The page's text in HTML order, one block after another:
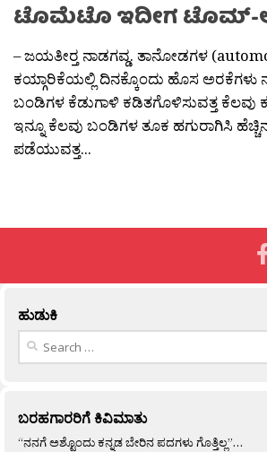
ಟೊಮೆಟೊ ಇದೀಗ
– ಜಯತೀರ‍್ತ ನಾಡಗವ್ಡ. ತಾನೋಡಗಳ
ಕಯ್ಗಾರಿಕೆಯಲ್ಲಿ ದಿನಕ್ಕೊಂದು ಹೊಸ ಅರಕೆಗಳು
ಬಂಡಿಗಳ ಕೆಡುಗಾಳಿ ಕಡಿತಗೊಳಿಸುವತ್ತ ಕೆಲವು
ಇನ್ನೂ ಕೆಲವು ಬಂಡಿಗಳ ತೂಕ ಹಗುರಾಗಿಸಿ
ಪಡೆಯುವತ್ತ...
ಹುಡುಕಿ
Search
ಬರಹಗಾರರಿಗೆ ಕಿವಿಮಾತು
“ನನಗೆ ಅಶ್ಟೊಂದು ಕನ್ನಡ ಬೇರಿನ ಪದಗಳು ಗೊತ್ತಿಲ್ಲ”…